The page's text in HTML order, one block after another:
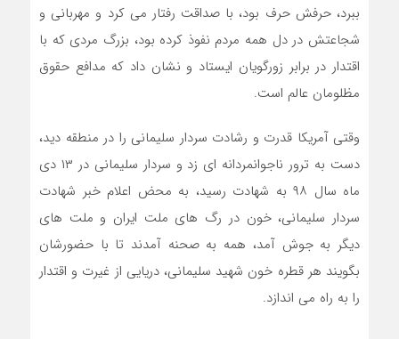
ببرد، حرفش حرف بود، با صداقت رفتار می کرد و مهربانی و
شجاعتش در دل همه مردم نفوذ کرده بود، بزرگ مردی که با
اقتدار در برابر زورگویان ایستاد و نشان داد که مدافع حقوق
مظلومان عالم است.
وقتی آمریکا قدرت و رشادت سردار سلیمانی را در منطقه دید،
دست به ترور ناجوانمردانه ای زد و سردار سلیمانی در ۱۳ دی
ماه سال ۹۸ به شهادت رسید، به محض اعلام خبر شهادت
سردار سلیمانی، خون در رگ های ملت ایران و ملت های
دیگر به جوش آمد، همه به صحنه آمدند تا با حضورشان
بگویند هر قطره خون شهید سلیمانی، دریایی از غیرت و اقتدار
را به راه می اندازد.